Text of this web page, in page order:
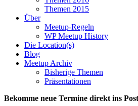
Themen 2015
Über
Meetup-Regeln
WP Meetup History
Die Location(s)
Blog
Meetup Archiv
Bisherige Themen
Präsentationen
Bekomme neue Termine direkt ins